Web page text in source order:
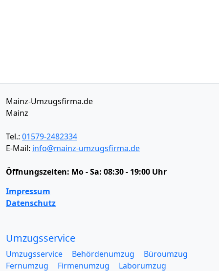
Mainz-Umzugsfirma.de
Mainz
Tel.: 01579-2482334
E-Mail: info@mainz-umzugsfirma.de
Öffnungszeiten: Mo - Sa: 08:30 - 19:00 Uhr
Impressum
Datenschutz
Umzugsservice
Umzugsservice Behördenumzug
Büroumzug
Fernumzug
Firmenumzug
Laborumzug